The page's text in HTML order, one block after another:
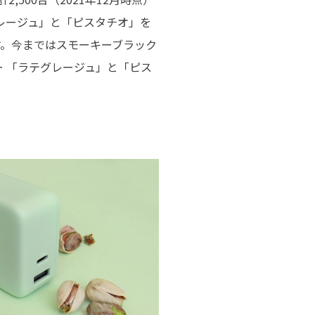
ジュ」と「ピスタチオ」を
今まではスモーキーブラック
ラテグレージュ」と「ピス